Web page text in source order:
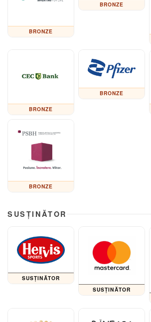
BRONZE
BRONZE
BRONZE
BRONZE
BRONZE
SUSȚINĂTOR
SUSȚINĂTOR
SUSȚINĂTOR